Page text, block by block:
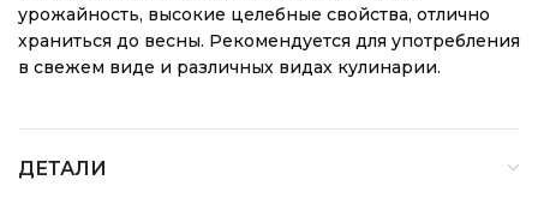
урожайность, высокие целебные свойства, отлично
храниться до весны. Рекомендуется для употребления
в свежем виде и различных видах кулинарии.
ДЕТАЛИ